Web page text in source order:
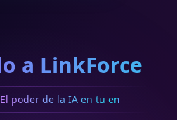
a LinkForce
poder de la IA en tu empresa